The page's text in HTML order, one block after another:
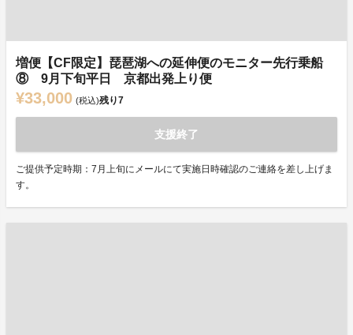
増便【CF限定】琵琶湖への延伸便のモニター先行乗船
⑧ 9月下旬平日 京都出発上り便
¥33,000 (税込)残り7
支援終了
ご提供予定時期：7月上旬にメールにて実施日時確認のご連絡を差し上げま
す。